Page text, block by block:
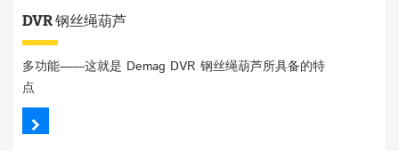
DVR 钢丝绳葫芦
多功能——这就是 Demag DVR 钢丝绳葫芦所具备的特
点